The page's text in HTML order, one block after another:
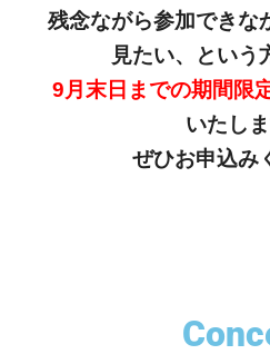
残念ながら参加できな
見たい、という
9月末日までの期間限
いたしま
ぜひお申込み